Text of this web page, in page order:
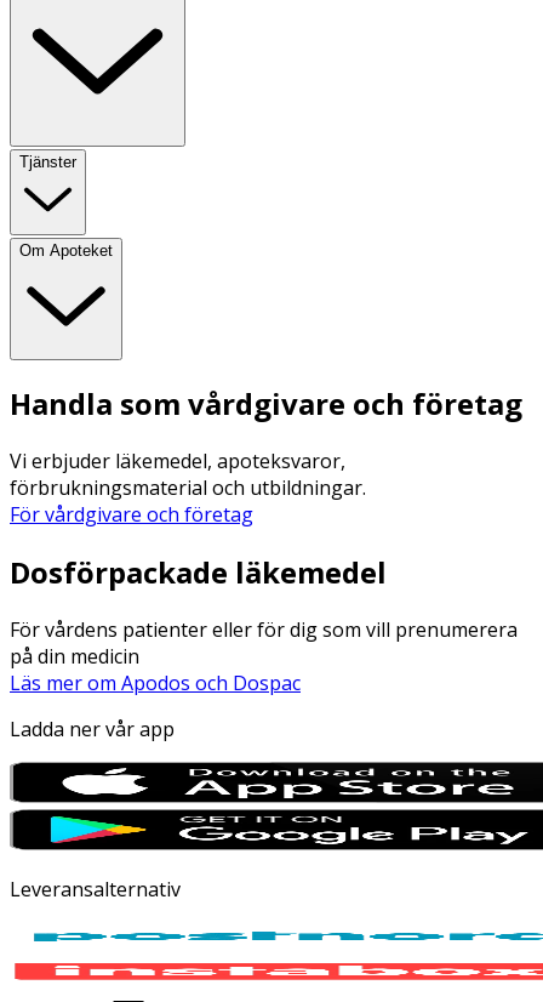
Tjänster
Om Apoteket
Handla som vårdgivare och företag
Vi erbjuder läkemedel, apoteksvaror,
förbrukningsmaterial och utbildningar.
För vårdgivare och företag
Dosförpackade läkemedel
För vårdens patienter eller för dig som vill prenumerera
på din medicin
Läs mer om Apodos och Dospac
Ladda ner vår app
Leveransalternativ